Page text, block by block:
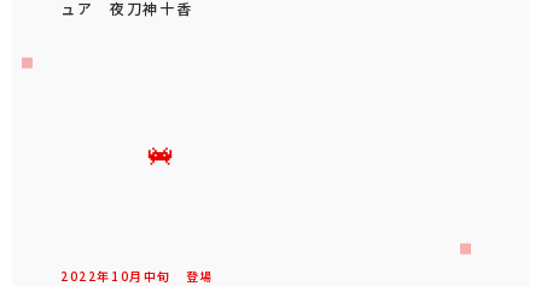
ュア 夜刀神十香
2022年 10月 中旬 登場